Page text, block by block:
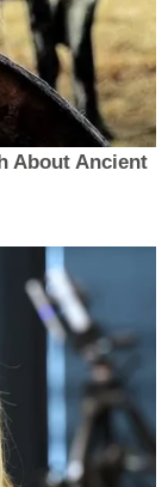
About Ancient